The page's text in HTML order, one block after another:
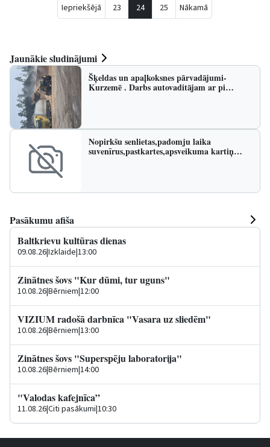
Iepriekšējā 23 24 25 Nākamā
Jaunākie sludinājumi
Šķeldas un apaļkoksnes pārvadājumi-
Kurzemē . Darbs autovaditājam ar pi…
Nopirkšu senlietas,padomju laika
suvenīrus,pastkartes,apsveikuma kartiņ…
Pasākumu afiša
Baltkrievu kultūras dienas
09.08.26|Izklaide|13:00
Zinātnes šovs "Kur dūmi, tur uguns"
10.08.26|Bērniem|12:00
VIZIUM radošā darbnīca "Vasara uz sliedēm"
10.08.26|Bērniem|13:00
Zinātnes šovs "Superspēju laboratorija"
10.08.26|Bērniem|14:00
"Valodas kafejnīca”
11.08.26|Citi pasākumi|10:30